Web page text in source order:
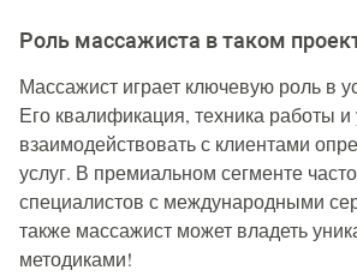
Роль массажиста в таком
Массажист играет ключевую роль в
Его квалификация, техника работы
взаимодействовать с клиентами
услуг. В премиальном сегменте
специалистов с международными
также массажист может владеть
методиками!